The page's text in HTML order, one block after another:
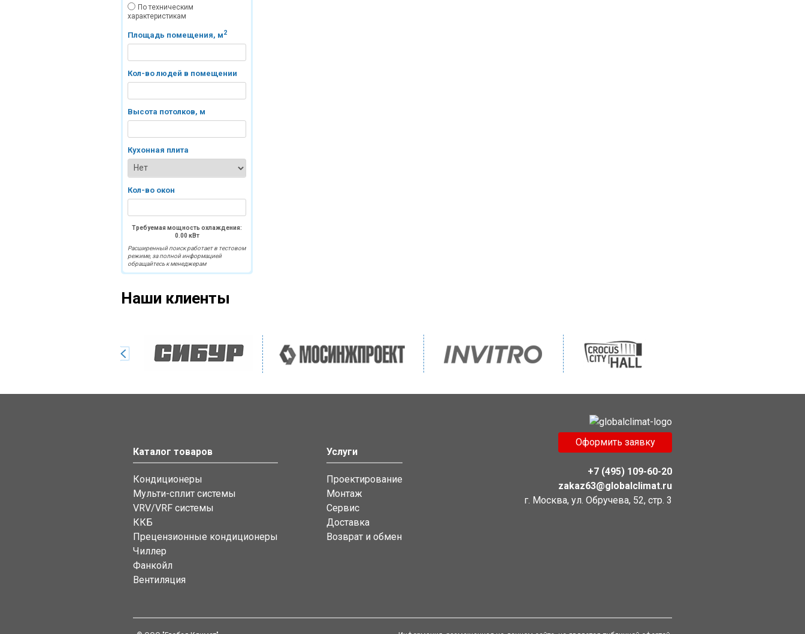
По техническим
характеристикам
Площадь помещения, м2
Кол-во людей в помещении
Высота потолков, м
Кухонная плита
Кол-во окон
Требуемая мощность охлаждения:
0.00 кВт
Расширенный поиск работает в тестовом
режиме, за полной информацией
обращайтесь к менеджерам
Наши клиенты
Каталог товаров
Кондиционеры
Мульти-сплит системы
VRV/VRF системы
ККБ
Прецензионные кондиционеры
Чиллер
Фанкойл
Вентиляция
Услуги
Проектирование
Монтаж
Сервис
Доставка
Возврат и обмен
Оформить заявку
+7 (495) 109-60-20
zakaz63@globalclimat.ru
г. Москва, ул. Обручева, 52, стр. 3